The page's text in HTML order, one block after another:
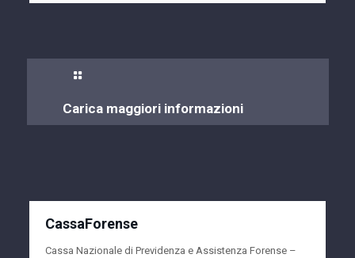
Carica maggiori informazioni
CassaForense
Cassa Nazionale di Previdenza e Assistenza Forense –